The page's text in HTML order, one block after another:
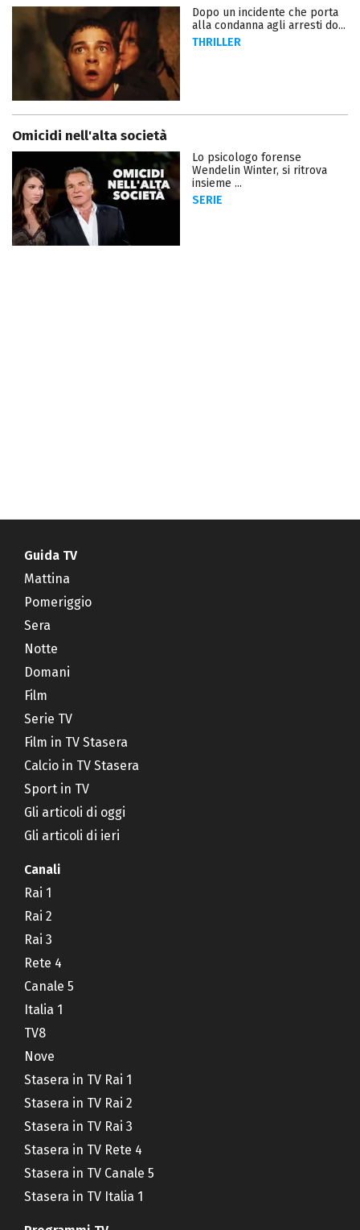
Dopo un incidente che porta
alla condanna agli arresti do...
THRILLER
Omicidi nell'alta società
Lo psicologo forense
Wendelin Winter, si ritrova
insieme ...
SERIE
Guida TV
Mattina
Pomeriggio
Sera
Notte
Domani
Film
Serie TV
Film in TV Stasera
Calcio in TV Stasera
Sport in TV
Gli articoli di oggi
Gli articoli di ieri
Canali
Rai 1
Rai 2
Rai 3
Rete 4
Canale 5
Italia 1
TV8
Nove
Stasera in TV Rai 1
Stasera in TV Rai 2
Stasera in TV Rai 3
Stasera in TV Rete 4
Stasera in TV Canale 5
Stasera in TV Italia 1